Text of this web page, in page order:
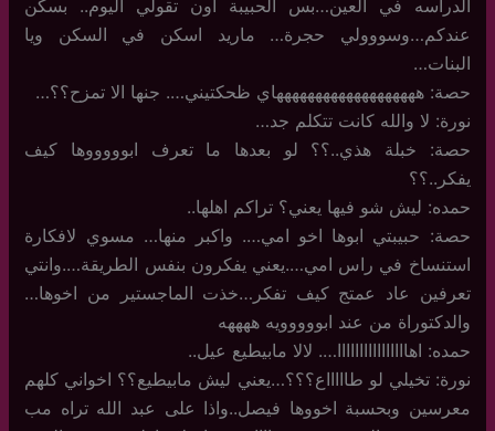
الدراسه في العين…بس الحبيبة اون تقولي اليوم.. بسكن
عندكم…وسووولي حجرة… ماريد اسكن في السكن ويا
البنات…
حصة: هههههههههههههههههههاي ظحكتيني…. جنها الا تمزح؟؟…
نورة: لا والله كانت تتكلم جد…
حصة: خبلة هذي..؟؟ لو بعدها ما تعرف ابوووووها كيف
يفكر..؟؟
حمده: ليش شو فيها يعني؟ تراكم اهلها..
حصة: حبيبتي ابوها اخو امي…. واكبر منها… مسوي لافكارة
استنساخ في راس امي….يعني يفكرون بنفس الطريقة….وانتي
تعرفين عاد عمتج كيف تفكر…خذت الماجستير من اخوها…
والدكتوراة من عند ابووووويه ههههه
حمده: اهاااااااااااااااا…. لالا مابيطيع عيل..
نورة: تخيلي لو طاااااع؟؟؟…يعني ليش مابيطيع؟؟ اخواني كلهم
معرسين وبحسبة اخووها فيصل..واذا على عبد الله تراه مب